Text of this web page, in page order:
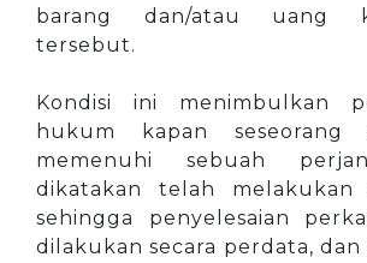
barang dan/atau uang
tersebut.
Kondisi ini menimbulkan
hukum kapan
memenuhi sebuah
dikatakan telah melakukan
sehingga penyelesaian
dilakukan secara perdata, dan